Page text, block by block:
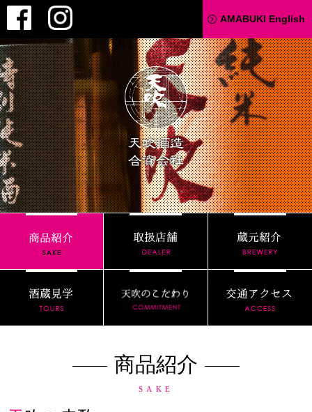
Facebook AMABUKI English
天吹酒造
商品紹介
SAKE